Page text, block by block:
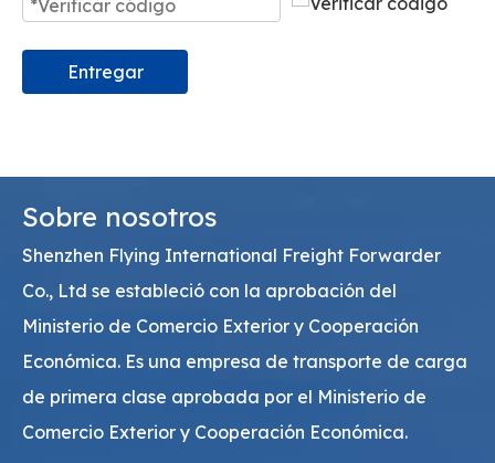
Entregar
Sobre nosotros
Shenzhen Flying International Freight Forwarder
Co., Ltd se estableció con la aprobación del
Ministerio de Comercio Exterior y Cooperación
Económica. Es una empresa de transporte de carga
de primera clase aprobada por el Ministerio de
Comercio Exterior y Cooperación Económica.